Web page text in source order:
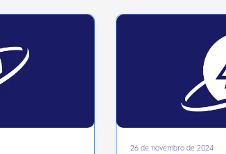
26 de novembro de 2024